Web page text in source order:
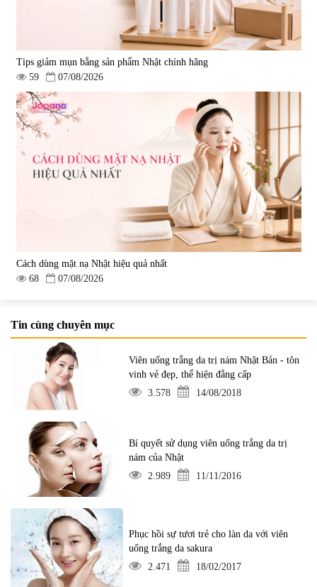
Tips giảm mụn bằng sản phẩm Nhật chính hãng
59
07/08/2026
Cách dùng mặt nạ Nhật hiệu quả nhất
68
07/08/2026
Tin cùng chuyên mục
Viên uống trắng da trị nám Nhật Bản - tôn
vinh vẻ đẹp, thể hiện đẳng cấp
3.578
14/08/2018
Bí quyết sử dụng viên uống trắng da trị
nám của Nhật
2.989
11/11/2016
Phục hồi sự tươi trẻ cho làn da với viên
uống trắng da sakura
2.471
18/02/2017